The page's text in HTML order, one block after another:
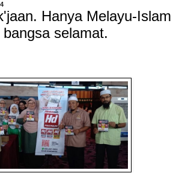
Hanya Melayu-Islam
selamat.